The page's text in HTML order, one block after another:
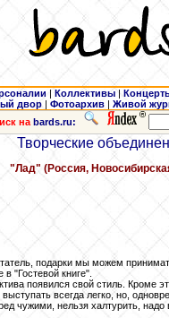
| Коллективы |
двор | Фотоархив | Живой
на bards.ru:
Творческие
"Лад" (Россия,
подарки мы можем
"Гостевой книге".
появился свой стиль. Кроме
всегда легко, но,
чужими, нельзя халтурить,